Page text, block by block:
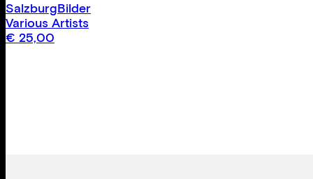
SalzburgBilder
Various Artists
€ 25,00